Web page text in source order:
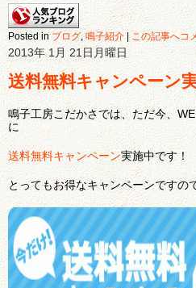
Posted inブログ,鳴子紹介 この記事へコ
2013年 1月 21日月曜日
送料無料キャンペーン
鳴子工房こだかさでは、ただ今、
に
送料無料キャンペーン実施中です！
とってもお得なキャンペーンですの